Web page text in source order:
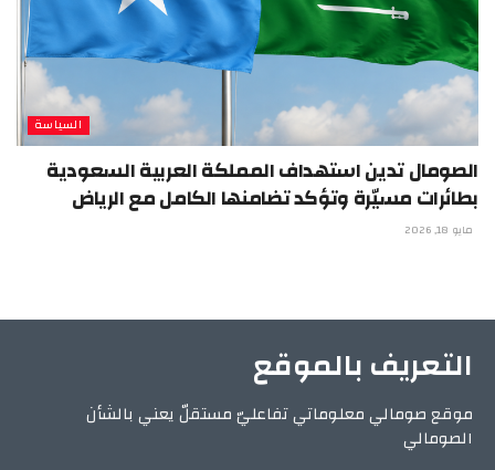
السياسة
الصومال تدين استهداف المملكة العربية السعودية
بطائرات مسيّرة وتؤكد تضامنها الكامل مع الرياض
مايو 18, 2026
التعريف بالموقع
موقع صومالي معلوماتي تفاعليّ مستقلّ يعني بالشأن
الصومالي